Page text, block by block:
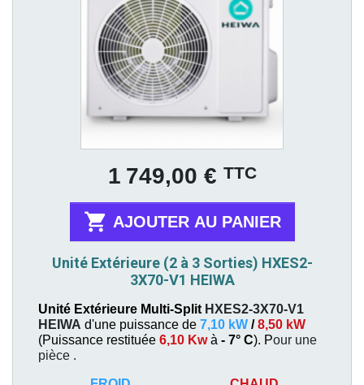
1 749,00 € TTC
 AJOUTER AU PANIER
Unité Extérieure (2 à 3 Sorties) HXES2-
3X70-V1 HEIWA
Unité Extérieure Multi-Split HXES2-3X70-V1
HEIWA d'une puissance de 7,10 kW /8,50 kW
(Puissance restituée 6,10 Kwà - 7° C). Pour une
pièce .